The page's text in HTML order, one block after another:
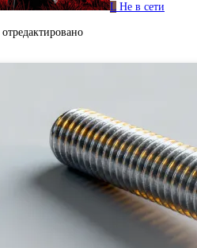
L Не в сети
отредактировано